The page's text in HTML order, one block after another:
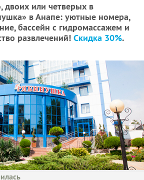
двоих или четверых в
в Анапе: уютные номера,
бассейн с гидромассажем и
развлечений! Скидка 30%.